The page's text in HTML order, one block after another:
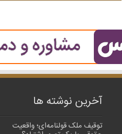
آخرین نوشته ها
توقیف ملک قولنامه‌ای؛ واقعیت